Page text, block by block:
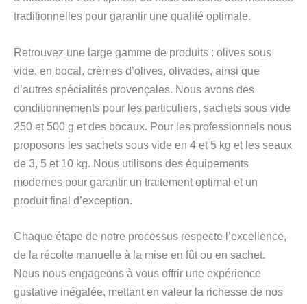
traditionnelles pour garantir une qualité optimale.
Retrouvez une large gamme de produits : olives sous
vide, en bocal, crèmes d’olives, olivades, ainsi que
d’autres spécialités provençales. Nous avons des
conditionnements pour les particuliers, sachets sous vide
250 et 500 g et des bocaux. Pour les professionnels nous
proposons les sachets sous vide en 4 et 5 kg et les seaux
de 3, 5 et 10 kg. Nous utilisons des équipements
modernes pour garantir un traitement optimal et un
produit final d’exception.
Chaque étape de notre processus respecte l’excellence,
de la récolte manuelle à la mise en fût ou en sachet.
Nous nous engageons à vous offrir une expérience
gustative inégalée, mettant en valeur la richesse de nos